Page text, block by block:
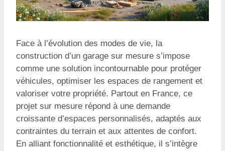
Face à l’évolution des modes de vie, la
construction d’un garage sur mesure s’impose
comme une solution incontournable pour protéger
véhicules, optimiser les espaces de rangement et
valoriser votre propriété. Partout en France, ce
projet sur mesure répond à une demande
croissante d’espaces personnalisés, adaptés aux
contraintes du terrain et aux attentes de confort.
En alliant fonctionnalité et esthétique, il s’intègre